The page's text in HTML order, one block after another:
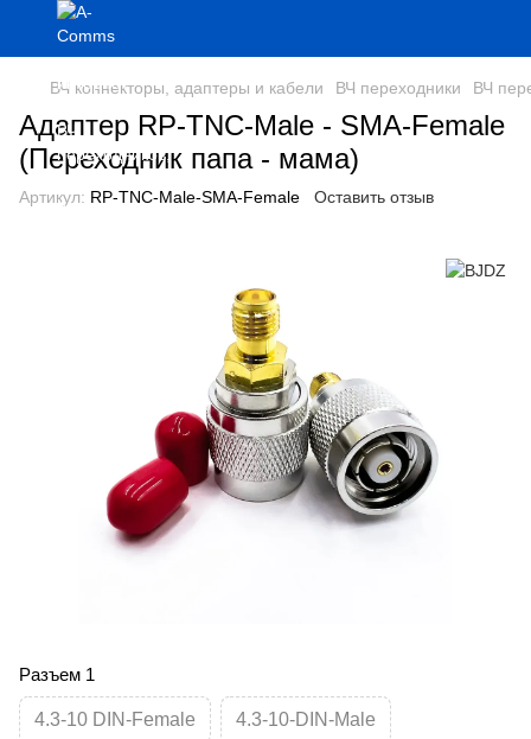
ВЧ коннекторы, адаптеры и кабели ВЧ переходники ВЧ
Адаптер RP-TNC-Male - SMA-Female
(Переходник папа - мама)
Артикул: RP-TNC-Male-SMA-Female Оставить отзыв
Разъем 1
4.3-10 DIN-Female 4.3-10-DIN-Male